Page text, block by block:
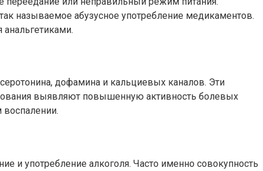
называемое абузусное употребление медикаментов.
дофамина и кальциевых каналов. Эти
выявляют повышенную активность болевых
и употребление алкоголя. Часто именно совокупность